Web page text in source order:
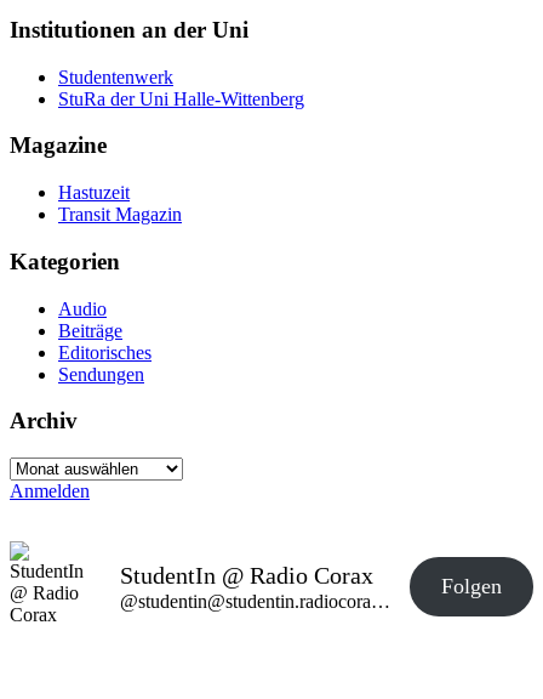
Institutionen an der Uni
Studentenwerk
StuRa der Uni Halle-Wittenberg
Magazine
Hastuzeit
Transit Magazin
Kategorien
Audio
Beiträge
Editorisches
Sendungen
Archiv
Archiv
Anmelden
StudentIn @ Radio Corax
@studentin@studentin.radiocorax.de
Folgen